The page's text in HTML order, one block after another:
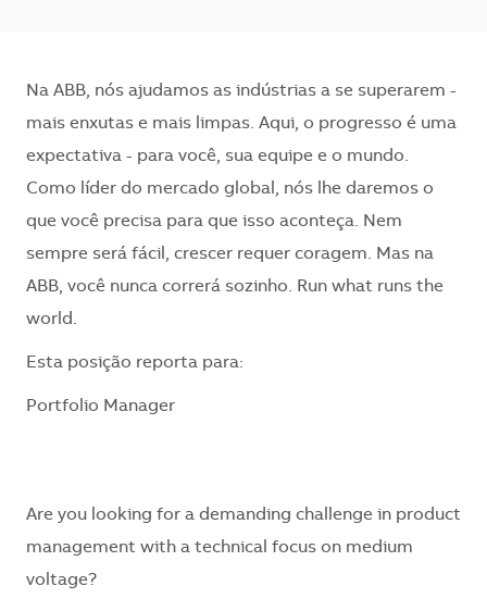
Na ABB, nós ajudamos as indústrias a se superarem -
mais enxutas e mais limpas. Aqui, o progresso é uma
expectativa - para você, sua equipe e o mundo.
Como líder do mercado global, nós lhe daremos o
que você precisa para que isso aconteça. Nem
sempre será fácil, crescer requer coragem. Mas na
ABB, você nunca correrá sozinho. Run what runs the
world.
​Esta posição reporta para:
Portfolio Manager
Are you looking for a demanding challenge in product
management with a technical focus on medium
voltage?